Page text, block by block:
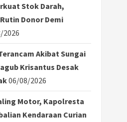
Stok Darah,
Donor Demi
2026
Akibat Sungai
Krisantus Desak
06/08/2026
Motor, Kapolresta
Kendaraan Curian